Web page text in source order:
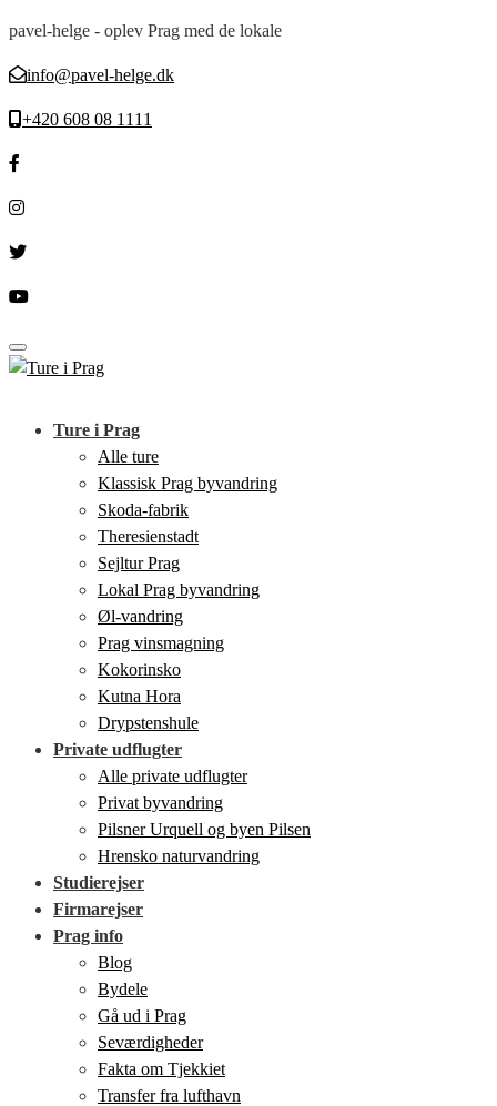
pavel-helge - oplev Prag med de lokale
info@pavel-helge.dk
+420 608 08 1111
Toggle navigation
Ture i Prag
Alle ture
Klassisk Prag byvandring
Skoda-fabrik
Theresienstadt
Sejltur Prag
Lokal Prag byvandring
Øl-vandring
Prag vinsmagning
Kokorinsko
Kutna Hora
Drypstenshule
Private udflugter
Alle private udflugter
Privat byvandring
Pilsner Urquell og byen Pilsen
Hrensko naturvandring
Studierejser
Firmarejser
Prag info
Blog
Bydele
Gå ud i Prag
Seværdigheder
Fakta om Tjekkiet
Transfer fra lufthavn